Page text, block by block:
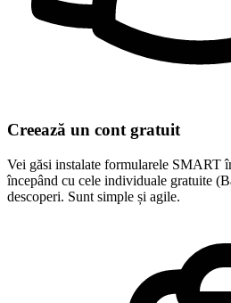
Creează un cont gratuit
Vei găsi instalate formularele SMART
începând cu cele individuale gratuite
descoperi. Sunt simple și agile.